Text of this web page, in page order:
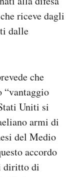
riceve dagli
dalle
che
“vantaggio
Uniti si
armi di
del Medio
accordo
diritto di